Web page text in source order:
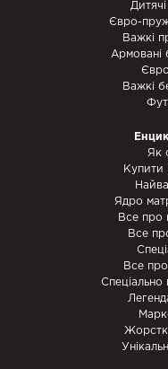
Євро-
Важкі
Армовані
Важкі
Як
Купити
Ядро
Все про
Все
Все
Спеціально